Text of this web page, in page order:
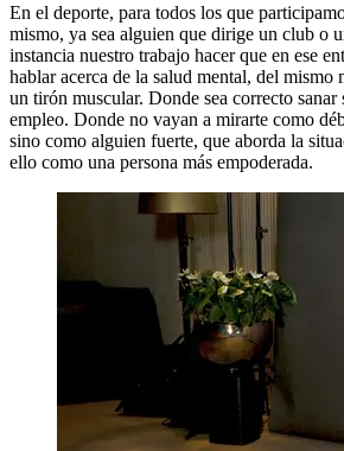
En el deporte, para todos los que
mismo, ya sea alguien que dirige un club o
instancia nuestro trabajo hacer que en ese
hablar acerca de la salud mental, del mismo
un tirón muscular. Donde sea correcto sanar
empleo. Donde no vayan a mirarte como
sino como alguien fuerte, que aborda la
ello como una persona más empoderada.